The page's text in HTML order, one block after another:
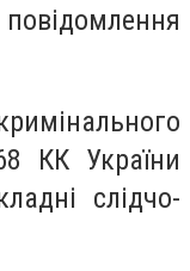
КК України
слідчо-